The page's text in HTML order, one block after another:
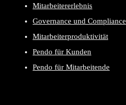
Mitarbeitererlebnis
Governance und Compliance
Mitarbeiterproduktivität
Pendo für Kunden
Pendo für Mitarbeitende